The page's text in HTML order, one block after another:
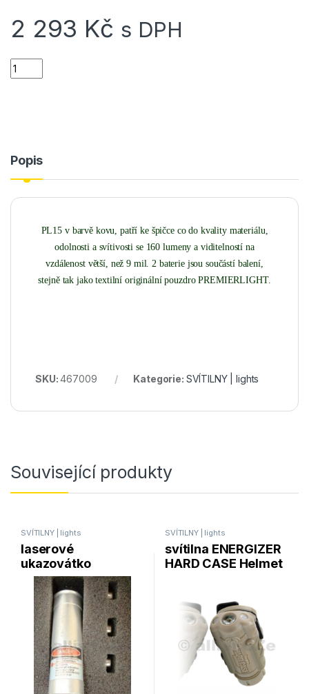
2 293 Kč s DPH
svítilna PREMIERLIGHT PL15 quantity
Popis
PL15 v barvě kovu, patří ke špičce co do kvality materiálu,
odolnosti a svítivosti se 160 lumeny a viditelností na
vzdálenost větší, než 9 mil. 2 baterie jsou součástí balení,
stejně tak jako textilní originální pouzdro PREMIERLIGHT.
SKU:467009 Kategorie: SVÍTILNY | lights
Související produkty
SVÍTILNY | lights
laserové
ukazovátko
záměrné – pro ráži
20GA
SVÍTILNY | lights
svítilna ENERGIZER
HARD CASE Helmet